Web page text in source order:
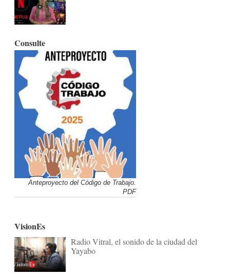
Consulte
Anteproyecto del Código de Trabajo.
PDF
VisionEs
Radio Vitral, el sonido de la ciudad del
Yayabo